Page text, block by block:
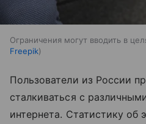
Ограничения могут вводить в
Freepik
Пользователи из России
сталкиваться с
интернета. Статистику об